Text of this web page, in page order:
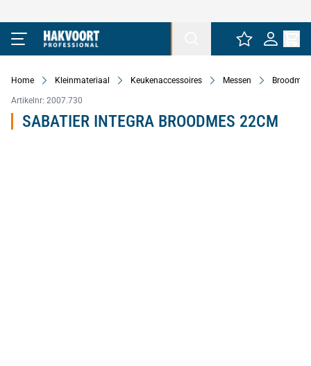
Ga naar de inhoud
Home Kleinmateriaal Keukenaccessoires Messen
Artikelnr: 2007.730
SABATIER INTEGRA BROODMES 22CM